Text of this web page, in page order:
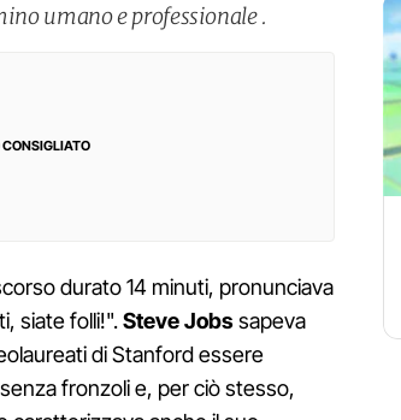
umano e professionale .
CONSIGLIATO
durato 14 minuti, pronunciava
siate folli!".Steve Jobssapeva
di Stanford essere
fronzoli e, per ciò stesso,